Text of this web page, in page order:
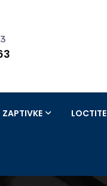
ZAPTIVKE LOCTITE